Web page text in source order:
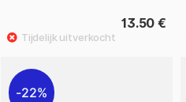
13.50 €
22%